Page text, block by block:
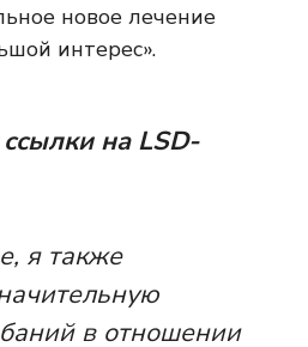
новое лечение
интерес».
на LSD-
я также
в отношении